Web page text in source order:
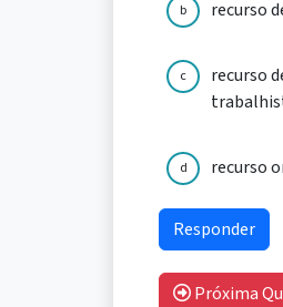
b recurso
c
recurso
d recurso
Próxima